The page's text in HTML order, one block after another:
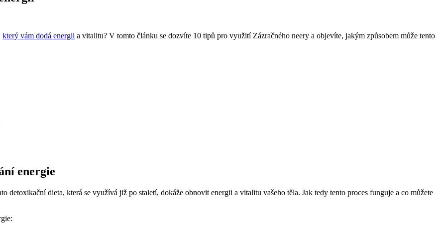
který vám dodá energii a vitalitu? V tomto článku se dozvíte 10 tipů pro využití Zázračného neery a objevíte, jakým způsobem může tento
energie
detoxikační dieta, která se využívá již po staletí, dokáže obnovit energii a vitalitu vašeho těla. Jak tedy tento proces funguje a co můžete